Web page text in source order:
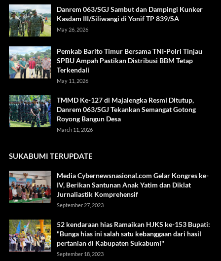
Danrem 063/SGJ Sambut dan Dampingi Kunker
Kasdam III/Siliwangi di Yonif TP 839/SA
May 26, 2026
Pemkab Barito Timur Bersama TNI-Polri Tinjau
SPBU Ampah Pastikan Distribusi BBM Tetap
Terkendali
May 11, 2026
TMMD Ke-127 di Majalengka Resmi Ditutup,
Danrem 063/SGJ Tekankan Semangat Gotong
Royong Bangun Desa
March 11, 2026
SUKABUMI TERUPDATE
Media Cybernewsnasional.com Gelar Kongres ke-
IV, Berikan Santunan Anak Yatim dan Diklat
Jurnaliastik Komprehensif
September 27, 2023
52 kendaraan hias Ramaikan HJKS ke-153 Bupati:
"Bunga hias ini salah satu kebanggaan dari hasil
pertanian di Kabupaten Sukabumi"
September 18, 2023